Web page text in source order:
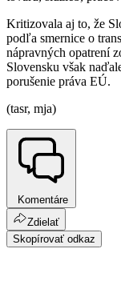
Kritizovala aj to, že
podľa smernice o
nápravných opatrení
Slovensku však
porušenie práva EÚ.
(tasr, mja)
Komentáre
Zdielať
Skopírovať odkaz